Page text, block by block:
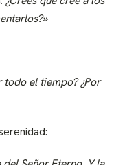
el tiempo? ¿Por